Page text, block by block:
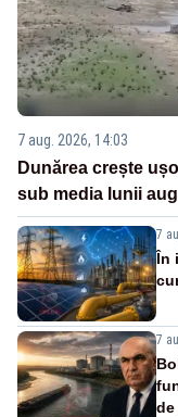
7 aug. 2026, 14:03
Dunărea crește
sub media lunii
7
În
7
de